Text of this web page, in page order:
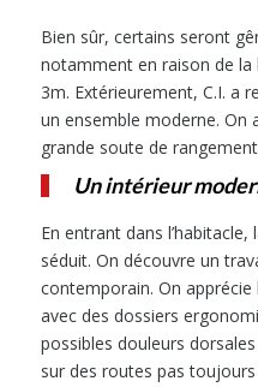
Bien sûr, certains seront
notamment en raison de
3m. Extérieurement, C.I. a
un ensemble moderne. On
grande soute de
Un intérieur
En entrant dans
séduit. On découvre un
contemporain. On
avec des dossiers
possibles douleurs
sur des routes pas